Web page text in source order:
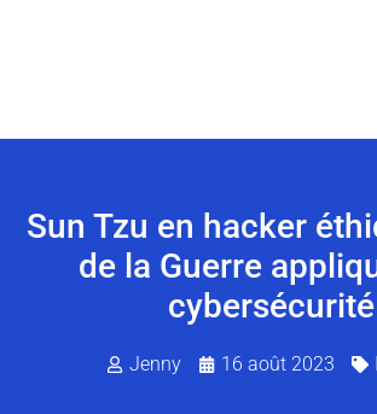
Sun Tzu en hacker
de la Guerre
cybersécurité
Jenny 16 août 2023